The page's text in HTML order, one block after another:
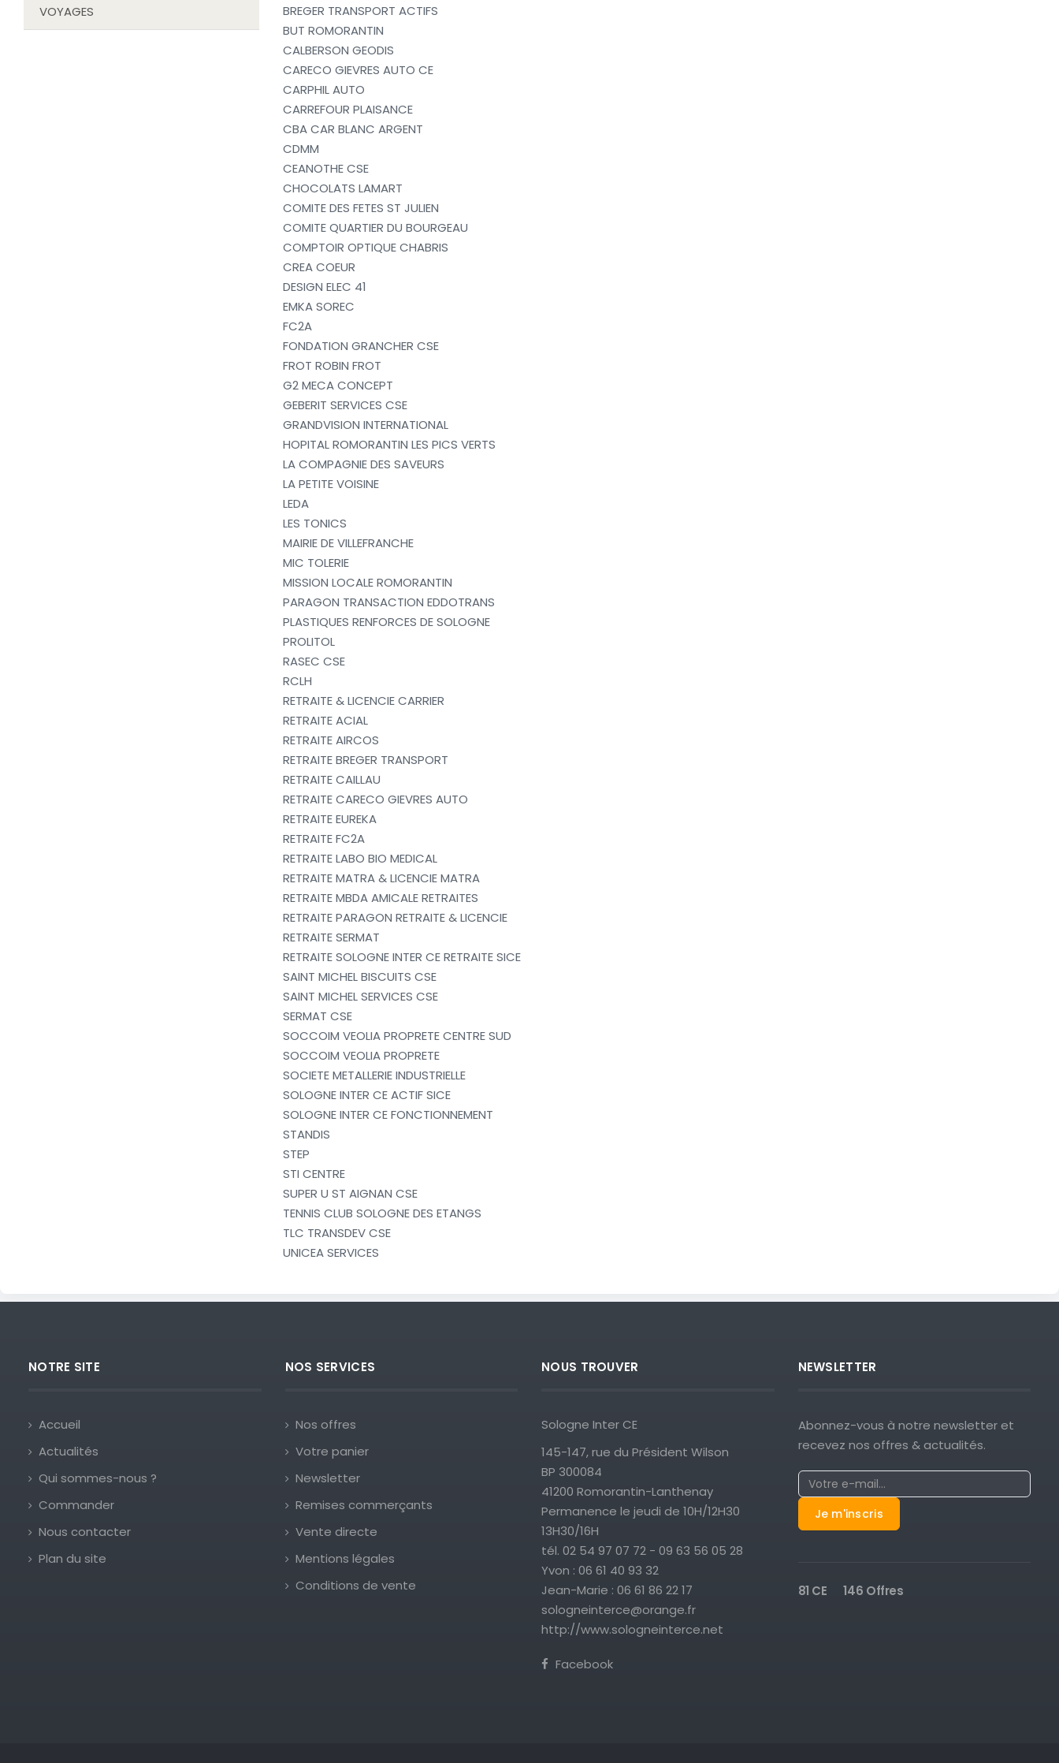
VOYAGES
BREGER TRANSPORT ACTIFS
BUT ROMORANTIN
CALBERSON GEODIS
CARECO GIEVRES AUTO CE
CARPHIL AUTO
CARREFOUR PLAISANCE
CBA CAR BLANC ARGENT
CDMM
CEANOTHE CSE
CHOCOLATS LAMART
COMITE DES FETES ST JULIEN
COMITE QUARTIER DU BOURGEAU
COMPTOIR OPTIQUE CHABRIS
CREA COEUR
DESIGN ELEC 41
EMKA SOREC
FC2A
FONDATION GRANCHER CSE
FROT ROBIN FROT
G2 MECA CONCEPT
GEBERIT SERVICES CSE
GRANDVISION INTERNATIONAL
HOPITAL ROMORANTIN LES PICS VERTS
LA COMPAGNIE DES SAVEURS
LA PETITE VOISINE
LEDA
LES TONICS
MAIRIE DE VILLEFRANCHE
MIC TOLERIE
MISSION LOCALE ROMORANTIN
PARAGON TRANSACTION EDDOTRANS
PLASTIQUES RENFORCES DE SOLOGNE
PROLITOL
RASEC CSE
RCLH
RETRAITE & LICENCIE CARRIER
RETRAITE ACIAL
RETRAITE AIRCOS
RETRAITE BREGER TRANSPORT
RETRAITE CAILLAU
RETRAITE CARECO GIEVRES AUTO
RETRAITE EUREKA
RETRAITE FC2A
RETRAITE LABO BIO MEDICAL
RETRAITE MATRA & LICENCIE MATRA
RETRAITE MBDA AMICALE RETRAITES
RETRAITE PARAGON RETRAITE & LICENCIE
RETRAITE SERMAT
RETRAITE SOLOGNE INTER CE RETRAITE SICE
SAINT MICHEL BISCUITS CSE
SAINT MICHEL SERVICES CSE
SERMAT CSE
SOCCOIM VEOLIA PROPRETE CENTRE SUD
SOCCOIM VEOLIA PROPRETE
SOCIETE METALLERIE INDUSTRIELLE
SOLOGNE INTER CE ACTIF SICE
SOLOGNE INTER CE FONCTIONNEMENT
STANDIS
STEP
STI CENTRE
SUPER U ST AIGNAN CSE
TENNIS CLUB SOLOGNE DES ETANGS
TLC TRANSDEV CSE
UNICEA SERVICES
NOTRE SITE
Accueil
Actualités
Qui sommes-nous ?
Commander
Nous contacter
Plan du site
NOS SERVICES
Nos offres
Votre panier
Newsletter
Remises commerçants
Vente directe
Mentions légales
Conditions de vente
NOUS TROUVER
Sologne Inter CE
145-147, rue du Président Wilson
BP 300084
41200 Romorantin-Lanthenay
Permanence le jeudi de 10H/12H30
13H30/16H
tél. 02 54 97 07 72 - 09 63 56 05 28
Yvon : 06 61 40 93 32
Jean-Marie : 06 61 86 22 17
sologneinterce@orange.fr
http://www.sologneinterce.net
Facebook
NEWSLETTER
Abonnez-vous à notre newsletter et
recevez nos offres & actualités.
81 CE 146 Offres